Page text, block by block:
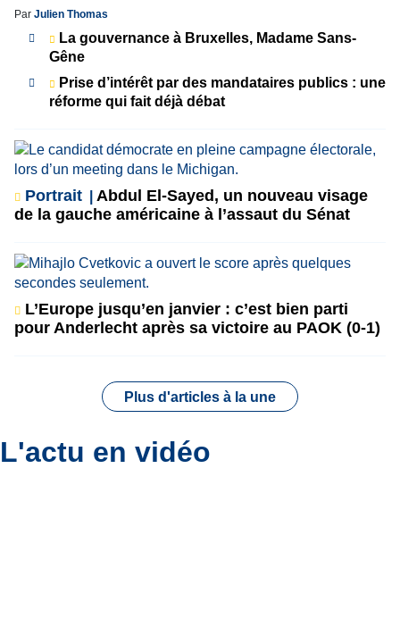
Par Julien Thomas
La gouvernance à Bruxelles, Madame Sans-
Gêne
Prise d’intérêt par des mandataires publics : une
réforme qui fait déjà débat
Portrait
Abdul El-Sayed, un nouveau visage
de la gauche américaine à l’assaut du Sénat
L’Europe jusqu’en janvier : c’est bien parti
pour Anderlecht après sa victoire au PAOK (0-1)
Plus d'articles à la une
L'actu en vidéo